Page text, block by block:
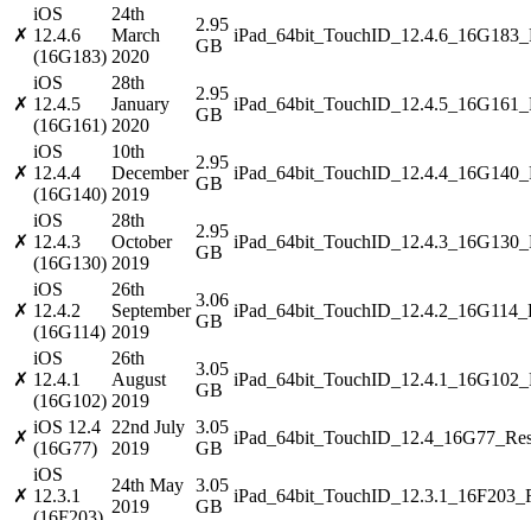
✗
iOS
12.4.6
(16G183)
24th
March
2020
2.95
GB
✗
iOS
12.4.5
(16G161)
28th
January
2020
2.95
GB
✗
iOS
12.4.4
(16G140)
10th
December
2019
2.95
GB
✗
iOS
12.4.3
(16G130)
28th
October
2019
2.95
GB
✗
iOS
12.4.2
(16G114)
26th
September
2019
3.06
GB
✗
iOS
12.4.1
(16G102)
26th
August
2019
3.05
GB
✗
iOS 12.4
(16G77)
22nd July
2019
3.05
GB
✗
iOS
12.3.1
24th May
2019
3.05
GB